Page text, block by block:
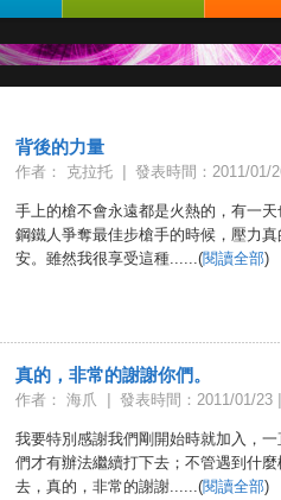
背後的力量
作者： 克拉托 發表時間：2011/01/
手上的槍不會永遠都是火熱的，有一
鋼鐵人爭奪最佳步槍手的時候，壓力
安。雖然我很享受這種......(閱讀全部)
真的，非常的謝謝你們。
作者： 海爪 發表時間：2011/01/23
我要特別感謝我們剛開始時就加入，
們才有辦法繼續打下去；不管遇到什
去，真的，非常的謝謝......(閱讀全部)